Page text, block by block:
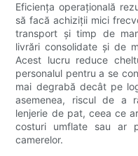
Eficiența operațională
să facă achiziții mici
transport și timp de
livrări consolidate și de
Acest lucru reduce
personalul pentru a se
mai degrabă decât pe
asemenea, riscul de a
lenjerie de pat, ceea ce
costuri umflate sau ar
camerelor.